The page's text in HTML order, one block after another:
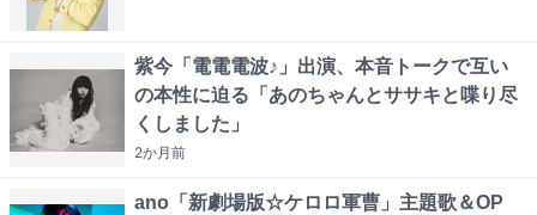
紫今「電電電波♪」出演、本音トークで互い
の本性に迫る「あのちゃんとササキと喋り尽
くしました」
2か月前
ano「新劇場版☆ケロロ軍曹」主題歌＆OP